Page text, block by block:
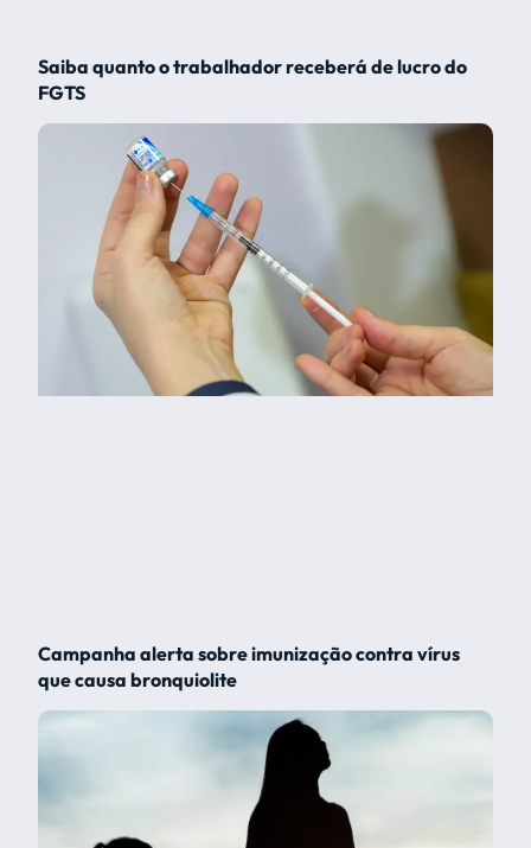
Saiba quanto o trabalhador receberá de lucro do
FGTS
Campanha alerta sobre imunização contra vírus
que causa bronquiolite